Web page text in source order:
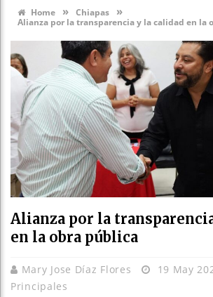
Home » Chiapas »
Alianza por la transparencia y la calidad en la
Alianza por la
en la obra pública
Mary Jose Díaz Flores 19 May
Principales